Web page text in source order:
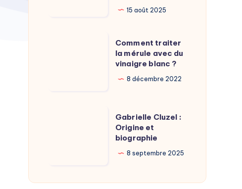
15 août 2025
Comment traiter
la mérule avec du
vinaigre blanc ?
8 décembre 2022
biographie
Gabrielle Cluzel :
Origine et
biographie
8 septembre 2025